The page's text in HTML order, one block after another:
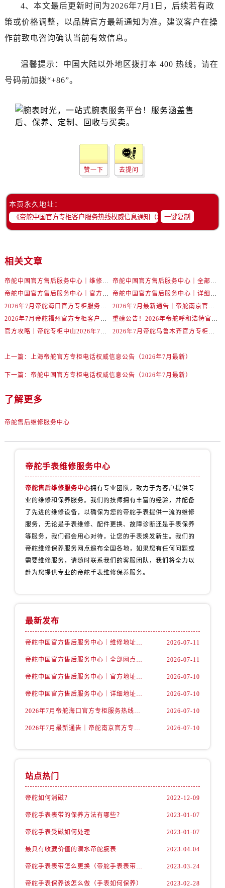
海南省三沙市西沙区西沙群岛永兴岛北京路帝舵售后服务中心（需提前预约）
海南省三亚市吉阳区迎宾路帝舵售后服务中心（需提前预约）
海南省五指山市通什镇三月三大道帝舵售后服务中心（需提前预约）
河南省南阳市宛城区范蠡东路与南都路交叉口帝舵售后服务中心（需提前预约）
河南省商丘市梁园区神火大道帝舵售后服务中心（需提前预约）
河南省许昌市魏都区建安大道与八龙路交叉口帝舵售后服务中心（需提前预约）
湖北省荆州市荆州区荆中路帝舵售后服务中心（需提前预约）
湖南省娄底市娄星区长青街帝舵售后服务中心（需提前预约）
湖南省长沙市芙蓉区建湘路393号世茂环球金融中心写字楼10层1013室帝舵售后服务中心（需提前预约）
甘肃省敦煌市沙州镇阳关中路帝舵售后服务中心（需提前预约）
4、本文最后更新时间为2026年7月1日，后续若有政
策或价格调整，以品牌官方最新通知为准。建议客户在操
作前致电咨询确认当前有效信息。
温馨提示：中国大陆以外地区拨打本 400 热线，请在
号码前加拨“+86”。
赞一下 去提问
本页永久地址：
一键复制
相关文章
帝舵中国官方售后服务中心｜维修地址及售后服务热线权威信息声明（2026年7月最新）
帝舵中国官方售后服务中心｜全部网点地址及电话权威信息通告（2026年7月最新）
帝舵中国官方售后服务中心｜官方地址与客服热线权威信息声明（2026年7月最新）
帝舵中国官方售后服务中心｜详细地址与24小时客服电话权威信息声明（2026年7月最新）
2026年7月帝舵海口官方专柜服务热线大全+客户咨询通道公开
2026年7月最新通告｜帝舵南京官方专柜服务热线一键获取攻略
2026年7月帝舵福州官方专柜客户服务热线全攻略｜权威信息汇总
重磅公告！2026年帝舵呼和浩特官方专柜客户服务电话全新上线
官方攻略｜帝舵专柜中山2026年7月最新客户服务电话及信息
2026年7月帝舵乌鲁木齐官方专柜服务指南，客户热线速查
上一篇： 上海帝舵官方专柜电话权威信息公告（2026年7月最新）
下一篇： 帝舵中国官方专柜电话权威信息公告（2026年7月最新）
了解更多
帝舵售后维修服务中心
帝舵手表维修服务中心
帝舵售后维修服务中心拥有专业团队，致力于为客户提供专
业的维修和保养服务。我们的技师拥有丰富的经验，并配备
了先进的维修设备，以确保为您的帝舵手表提供一流的维修
服务，无论是手表维修、配件更换、故障诊断还是手表保养
等服务，我们都会用心对待，让您的手表焕发新生。我们的
帝舵维修保养服务网点遍布全国各地，如果您有任何问题或
需要维修服务，请随时联系我们的客服团队，我们将全力以
赴为您提供专业的帝舵手表维修保养服务。
最新发布
帝舵中国官方售后服务中心｜维修地址及售后服务热线权威信息声明（2026年7月最新） 2026-07-11
帝舵中国官方售后服务中心｜全部网点地址及电话权威信息通告（2026年7月最新） 2026-07-11
帝舵中国官方售后服务中心｜官方地址与客服热线权威信息声明（2026年7月最新） 2026-07-10
帝舵中国官方售后服务中心｜详细地址与24小时客服电话权威信息声明（2026年7月最新） 2026-07-10
2026年7月帝舵海口官方专柜服务热线大全+客户咨询通道公开 2026-07-10
2026年7月最新通告｜帝舵南京官方专柜服务热线一键获取攻略 2026-07-10
站点热门
帝舵如何消磁？ 2022-12-09
帝舵手表表带的保养方法有哪些？ 2023-01-07
帝舵手表受磁如何处理 2023-01-07
最具有收藏价值的潜水帝舵腕表 2023-04-04
帝舵手表表带怎么更换（帝舵手表表带如何更换) 2023-03-24
帝舵手表保养该怎么做（手表如何保养） 2023-02-28